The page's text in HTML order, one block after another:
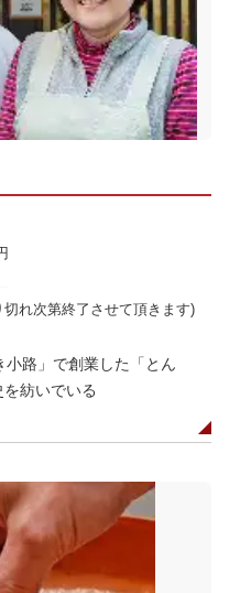
れ次第終了させて頂きます)
路」で創業した「とん
紡いでいる